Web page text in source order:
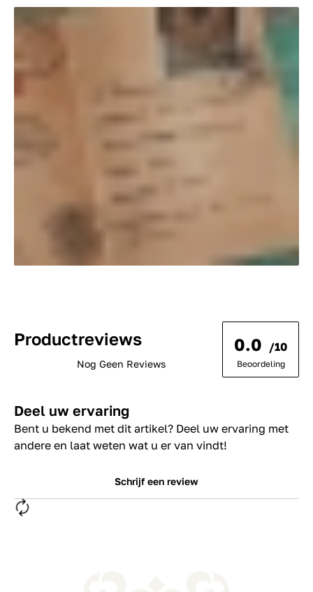
Productreviews
Nog Geen Reviews
0.0 /10
Beoordeling
Deel uw ervaring
Bent u bekend met dit artikel? Deel uw ervaring met
andere en laat weten wat u er van vindt!
Schrijf een review